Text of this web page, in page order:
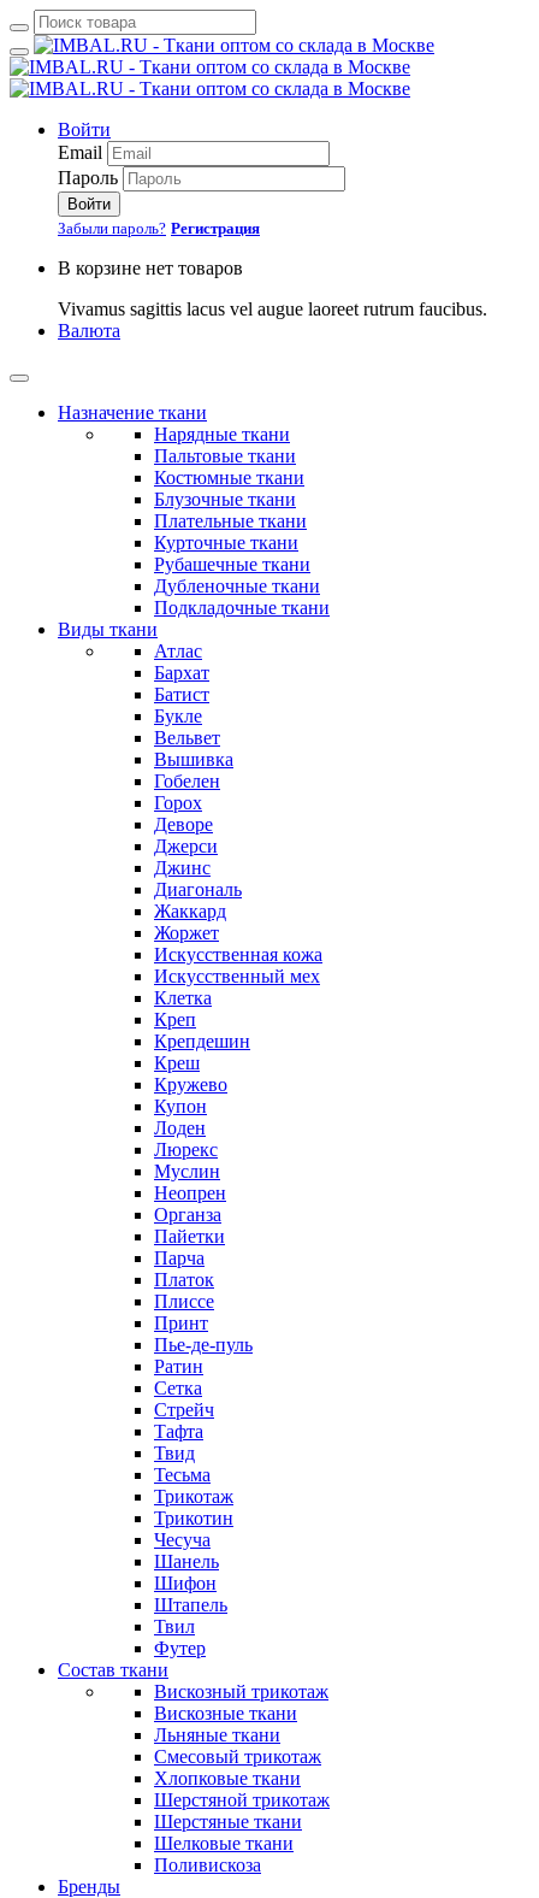
Войти
Email
Пароль
Войти
Забыли пароль? Регистрация
В корзине нет товаров
Vivamus sagittis lacus vel augue laoreet rutrum faucibus.
Валюта
Назначение ткани
Нарядные ткани
Пальтовые ткани
Костюмные ткани
Блузочные ткани
Плательные ткани
Курточные ткани
Рубашечные ткани
Дубленочные ткани
Подкладочные ткани
Виды ткани
Атлас
Бархат
Батист
Букле
Вельвет
Вышивка
Гобелен
Горох
Деворе
Джерси
Джинс
Диагональ
Жаккард
Жоржет
Искусственная кожа
Искусственный мех
Клетка
Креп
Крепдешин
Креш
Кружево
Купон
Лоден
Люрекс
Муслин
Неопрен
Органза
Пайетки
Парча
Платок
Плиссе
Принт
Пье-де-пуль
Ратин
Сетка
Стрейч
Тафта
Твид
Тесьма
Трикотаж
Трикотин
Чесуча
Шанель
Шифон
Штапель
Твил
Футер
Состав ткани
Вискозный трикотаж
Вискозные ткани
Льняные ткани
Смесовый трикотаж
Хлопковые ткани
Шерстяной трикотаж
Шерстяные ткани
Шелковые ткани
Поливискоза
Бренды